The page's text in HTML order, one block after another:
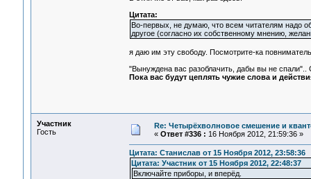
Цитата:
Во-первых, не думаю, что всем читателям надо
другое (согласно их собственному мнению,
я даю им эту свободу. Посмотрите-ка
"Вынуждена вас разоблачить, дабы вы не
Пока вас будут цеплять чужие слова и
Участник
Гость
Re: Четырёхволновое смешение и
« Ответ #336 : 16 Ноября 2012, 21:59:36 »
Цитата: Станислав от 15 Ноября 2012, 23:58:36
Цитата: Участник от 15 Ноября 2012, 22:48:37
Включайте приборы, и вперёд.